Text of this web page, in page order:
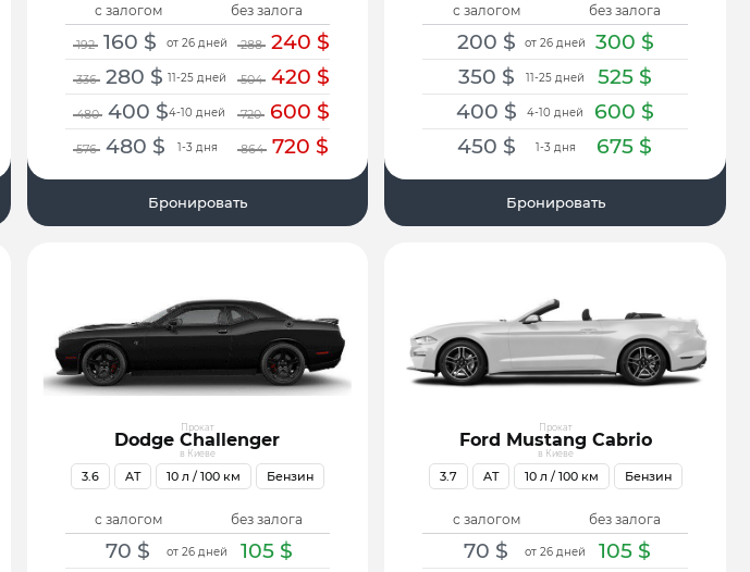
с залогом
от 26 дней
192 160 $
11-25 дней
336 280 $
4-10 дней
480 400 $
1-3 дня
576 480 $
без залога
288 240 $
504 420 $
720 600 $
864 720 $
Бронировать
с залогом
от 26 дней
200 $
11-25 дней
350 $
4-10 дней
400 $
1-3 дня
450 $
без залога
300 $
525 $
600 $
675 $
Бронировать
Прокат
Dodge Challenger
в Киеве
с залогом
от 26 дней
70 $
без залога
105 $
3.6 AT 10 л / 100 км Бензин
Прокат
Ford Mustang Cabrio
в Киеве
с залогом
от 26 дней
70 $
без залога
105 $
3.7 AT 10 л / 100 км Бензин